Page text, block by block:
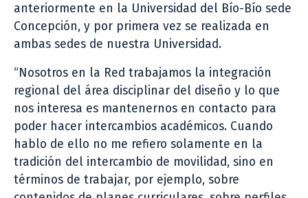
anteriormente en la Universidad del Bío-Bío sede
Concepción, y por primera vez se realizada en
ambas sedes de nuestra Universidad.
“Nosotros en la Red trabajamos la integración
regional del área disciplinar del diseño y lo que
nos interesa es mantenernos en contacto para
poder hacer intercambios académicos. Cuando
hablo de ello no me refiero solamente en la
tradición del intercambio de movilidad, sino en
términos de trabajar, por ejemplo, sobre